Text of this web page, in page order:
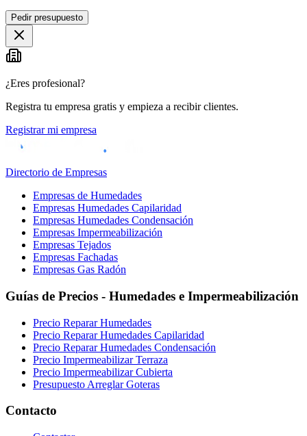
Pedir presupuesto
¿Eres profesional?
Registra tu empresa gratis y empieza a recibir clientes.
Registrar mi empresa
Directorio de Empresas
Empresas de Humedades
Empresas Humedades Capilaridad
Empresas Humedades Condensación
Empresas Impermeabilización
Empresas Tejados
Empresas Fachadas
Empresas Gas Radón
Guías de Precios - Humedades e Impermeabilización
Precio Reparar Humedades
Precio Reparar Humedades Capilaridad
Precio Reparar Humedades Condensación
Precio Impermeabilizar Terraza
Precio Impermeabilizar Cubierta
Presupuesto Arreglar Goteras
Contacto